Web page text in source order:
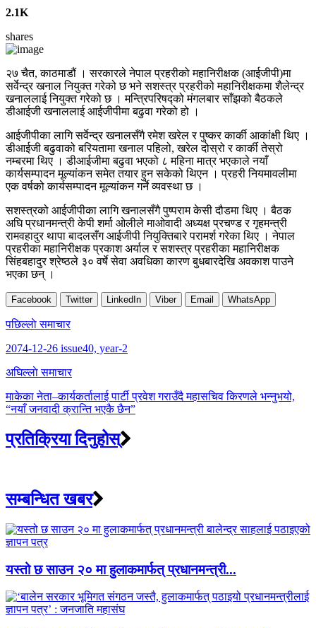
2.1K
shares
२७ चैत, काठमाडौं । सरकारले नेपाल प्रहरीको महानिरीक्षक (आईजीपी)मा
सर्वेन्द्र खनाल नियुक्त गरेको छ भने सशस्त्र प्रहरीको महानिरीक्षकमा शैलेन्द्र
खनाललाई नियुक्त गरेको छ । मन्त्रिपरिषद्को मंगलबार साँझको बैठकले
डीआईजी खनाललाई आईजीपीमा बढुवा गरेको हो ।
आईजीपीका लागि सर्वेन्द्र खनालसँगै रमेश खरेल र पुष्कर कार्की आकांक्षी थिए ।
डीआईजी बढुवाको बरियतामा खनाल पहिलो, खरेल दोस्रो र कार्की तेस्रो
नम्बरमा थिए । डीआईजीमा बढुवा भएको ८ महिना मात्र भएकाले नयाँ
कार्यसम्पादन मूल्यांकन समेत तयार हुन सकेको थिएन । प्रहरी नियमावलीमा
एक वर्षको कार्यसम्पादन मूल्यांकन गर्ने व्यवस्था छ ।
सशस्त्रको आईजीपीका लागि खनालसँगै पुष्पराम केसी दौडमा थिए । बैठक
अघि प्रधानमन्त्री केपी शर्मा ओलीले माओवादी अध्यक्ष प्रचण्ड र गृहमन्त्री
रामवहादुर थापा बादलसँग आईजीपी नियुक्तिबारे परामर्श गरेका थिए । नेपाल
प्रहरीका महानिरीक्षक प्रकाश अर्याल र सशस्त्र प्रहरीका महानिरीक्षक
सिंहबहादुर श्रेष्ठले ३० वर्षे सेवा अवधिका कारण बुधबारदेखि अवकाश पाउने
भएका छन् ।
Facebook Twitter LinkedIn Viber Email WhatsApp
Post
navigation
पछिल्लाे समाचार
2074-12-26 issue40, year-2
अघिल्लाे समाचार
माकेका नेता–कार्यकर्तालाई पार्टी प्रवेश गराउँदै महासचिव किरणले भन्नुभयो,
“नयाँ जनवादी क्रान्ति भएकै छैन”
प्रतिक्रिया दिनुहोस्
सम्बन्धित खबर
यस्तो छ साउन २० मा हुलाकमार्फत् प्रधानमन्त्री...